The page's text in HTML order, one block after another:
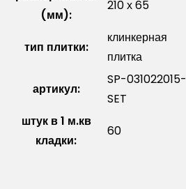
(мм):
210 х 65
тип плитки:
клинкерная
плитка
артикул:
SP-031022015-
SET
штук в 1 м.кв
кладки:
60